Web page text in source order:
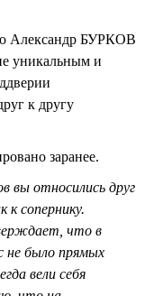
Александр БУРКОВ
уникальным и
к другу
заранее.
вы относились друг
к сопернику.
что в
не было прямых
вели себя